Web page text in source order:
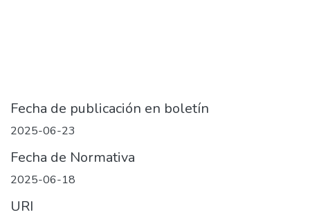
Fecha de publicación en boletín
2025-06-23
Fecha de Normativa
2025-06-18
URI